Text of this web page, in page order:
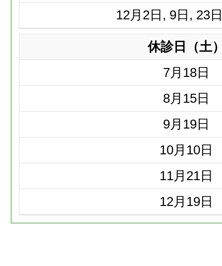
12月 2日, 9日, 23
休診日（土
7月 18日
8月 15日
9月 19日
10月 10日
11月 21日
12月 19日